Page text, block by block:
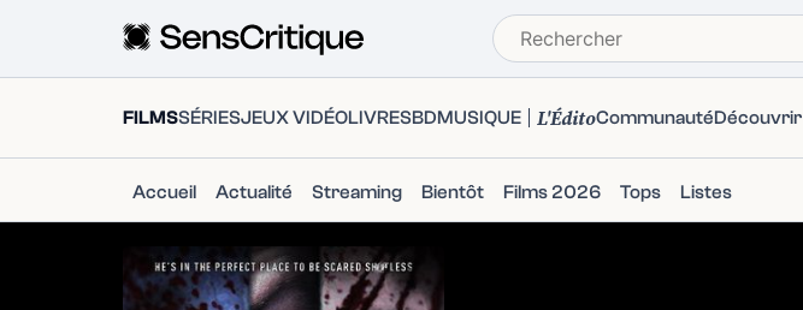
FILMSSÉRIESJEUX VIDÉOLIVRESBDMUSIQUE L'ÉditoCommunautéDécouvrir
Accueil Actualité Streaming Bientôt Films 2026 Tops Listes